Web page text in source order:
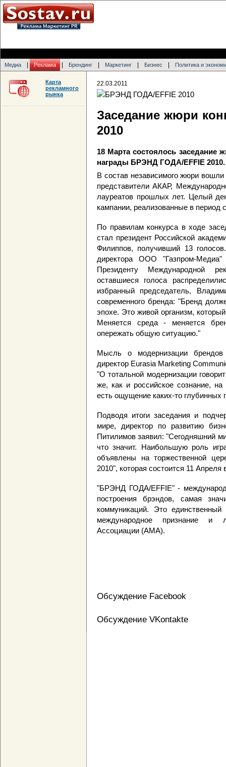
Медиа Реклама Брендинг Маркетинг Бизнес Политика и
22.03.2011
Заседание жюри
2010
18 Марта состоялось
награды БРЭНД ГОДА/EFFIE 2010.
В состав независимого жюри
представители АКАР,
лауреатов прошлых лет. Целый
кампании, реализованные в период
По правилам конкурса в ходе
стал президент Российской
Филиппов, получивший 13
директора ООО "Газпром-
Президенту Международной
оставшиеся голоса
избранный председатель,
современного бренда: "Бренд
эпохе. Это живой организм,
Меняется среда - меняется
опережать общую ситуацию."
Мысль о модернизации брендов
директор Eurasia Marketing
"О тотальной модернизации
же, как и российское сознание,
есть ощущение каких-то глубинных
Подводя итоги заседания и
мире, директор по развитию
Питилимов заявил: "Сегодняшний
что значит. Наибольшую роль
объявлены на торжественной
2010", которая состоится 11
"БРЭНД ГОДА/EFFIE" -
построения брэндов, самая
коммуникаций. Это
международное признание и
Ассоциации (АМА).
Обсуждение Facebook
Обсуждение VKontakte
Карта
рекламного
рынка